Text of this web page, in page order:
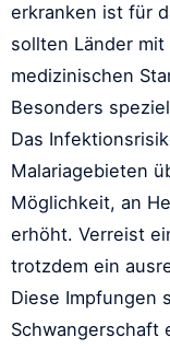
erkranken ist für
sollten Länder
medizinischen
Besonders
Das
Malariagebieten
Möglichkeit, an
erhöht. Verreist
trotzdem ein
Diese Impfungen
Schwangerschaft